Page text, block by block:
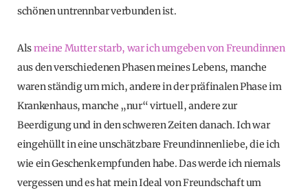
schönen untrennbar verbunden ist.
Alsmeine Mutter starb, war ich umgeben von Freundinnen
aus den verschiedenen Phasen meines Lebens, manche
waren ständig um mich, andere in der präfinalen Phase im
Krankenhaus, manche „nur“ virtuell, andere zur
Beerdigung und in den schweren Zeiten danach. Ich war
eingehüllt in eine unschätzbare Freundinnenliebe, die ich
wie ein Geschenk empfunden habe. Das werde ich niemals
vergessen und es hat mein Ideal von Freundschaft um